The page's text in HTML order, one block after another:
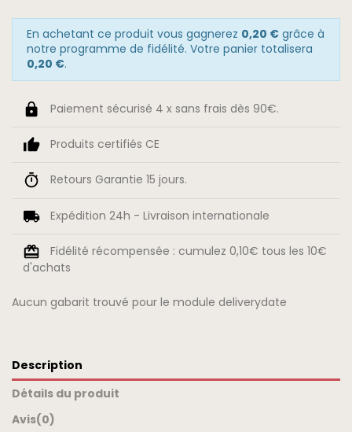
En achetant ce produit vous gagnerez 0,20 €grâce à
notre programme de fidélité. Votre panier totalisera
0,20 €.
Paiement sécurisé 4 x sans frais dès 90€.
Produits certifiés CE
Retours Garantie 15 jours.
Expédition 24h - Livraison internationale
Fidélité récompensée : cumulez 0,10€ tous les 10€
d'achats
Aucun gabarit trouvé pour le module deliverydate
Description
Détails du produit
Avis(0)